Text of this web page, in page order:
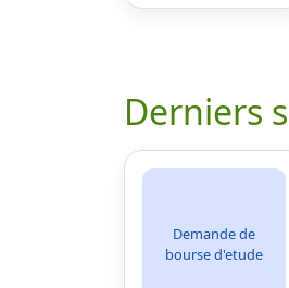
Derniers
Demande de
bourse d'etude